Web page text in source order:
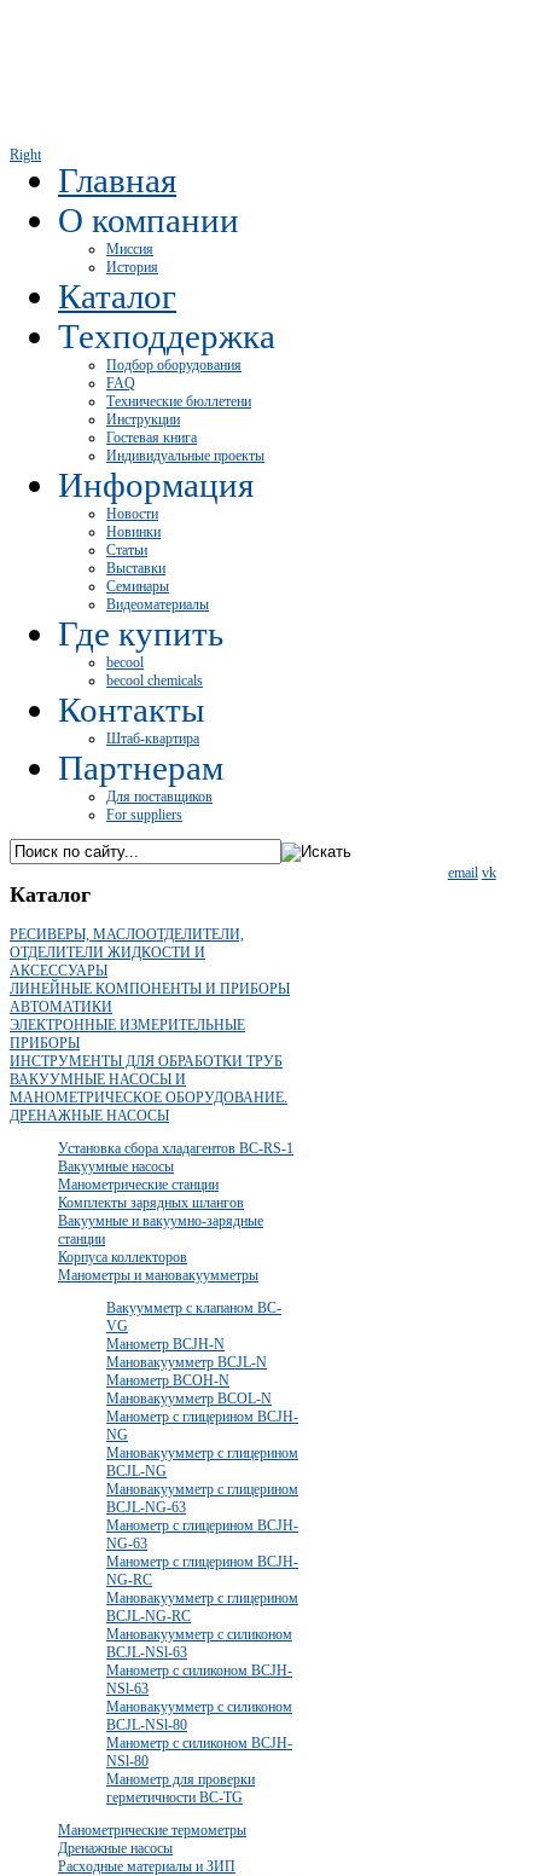
Right
Главная
О компании
Миссия
История
Каталог
Техподдержка
Подбор оборудования
FAQ
Технические бюллетени
Инструкции
Гостевая книга
Индивидуальные проекты
Информация
Новости
Новинки
Статьи
Выставки
Семинары
Видеоматериалы
Где купить
becool
becool chemicals
Контакты
Штаб-квартира
Партнерам
Для поставщиков
For suppliers
email vk
Каталог
РЕСИВЕРЫ, МАСЛООТДЕЛИТЕЛИ,
ОТДЕЛИТЕЛИ ЖИДКОСТИ И
АКСЕССУАРЫ
ЛИНЕЙНЫЕ КОМПОНЕНТЫ И ПРИБОРЫ
АВТОМАТИКИ
ЭЛЕКТРОННЫЕ ИЗМЕРИТЕЛЬНЫЕ
ПРИБОРЫ
ИНСТРУМЕНТЫ ДЛЯ ОБРАБОТКИ ТРУБ
ВАКУУМНЫЕ НАСОСЫ И
МАНОМЕТРИЧЕСКОЕ ОБОРУДОВАНИЕ.
ДРЕНАЖНЫЕ НАСОСЫ
Установка сбора хладагентов BC-RS-1
Вакуумные насосы
Манометрические станции
Комплекты зарядных шлангов
Вакуумные и вакуумно-зарядные
станции
Корпуса коллекторов
Манометры и мановакуумметры
Вакуумметр с клапаном BC-
VG
Манометр BCJH-N
Мановакуумметр BCJL-N
Манометр BCOH-N
Мановакуумметр BCOL-N
Манометр с глицерином BCJH-
NG
Мановакуумметр с глицерином
BCJL-NG
Мановакуумметр с глицерином
BCJL-NG-63
Манометр с глицерином BCJH-
NG-63
Манометр с глицерином BCJH-
NG-RC
Мановакуумметр с глицерином
BCJL-NG-RC
Мановакуумметр с силиконом
BCJL-NSl-63
Манометр с силиконом BCJH-
NSl-63
Мановакуумметр с силиконом
BCJL-NSl-80
Манометр с силиконом BCJH-
NSl-80
Манометр для проверки
герметичности BC-TG
Манометрические термометры
Дренажные насосы
Расходные материалы и ЗИП